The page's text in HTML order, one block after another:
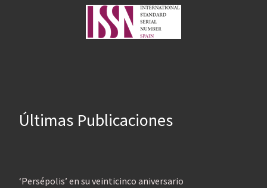
Últimas Publicaciones
‘Persépolis’ en su veinticinco aniversario